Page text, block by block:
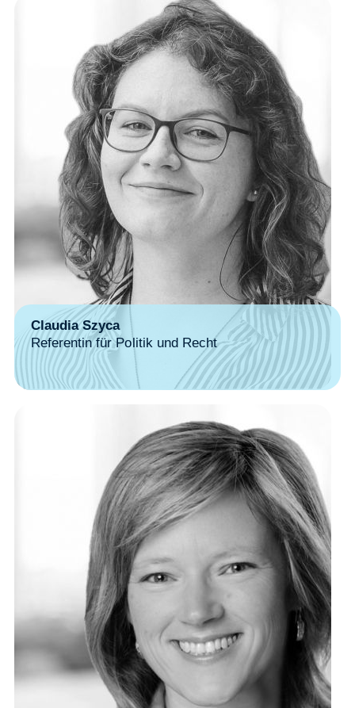
Claudia Szyca
Referentin für Politik und Recht